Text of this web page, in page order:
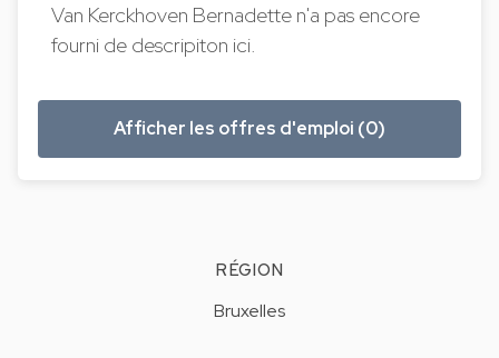
Van Kerckhoven Bernadette n'a pas encore
fourni de descripiton ici.
Afficher les offres d'emploi (0)
RÉGION
Bruxelles